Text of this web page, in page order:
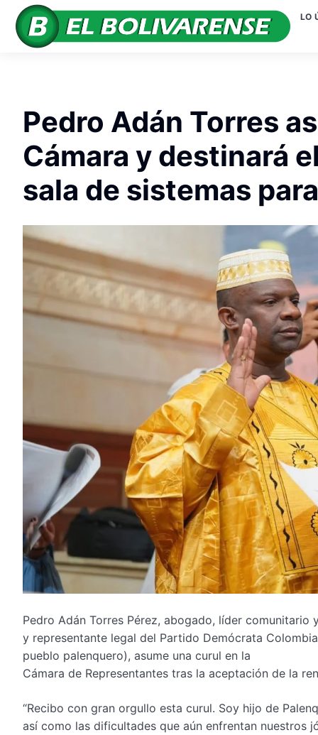
LO
Pedro Adán Torres
Cámara y destinará
sala de sistemas
Pedro Adán Torres Pérez, abogado, líder
y representante legal del Partido Demócrata
pueblo palenquero), asume una curul en la
Cámara de Representantes tras la aceptación de la
“Recibo con gran orgullo esta curul. Soy hijo de
así como las dificultades que aún enfrentan